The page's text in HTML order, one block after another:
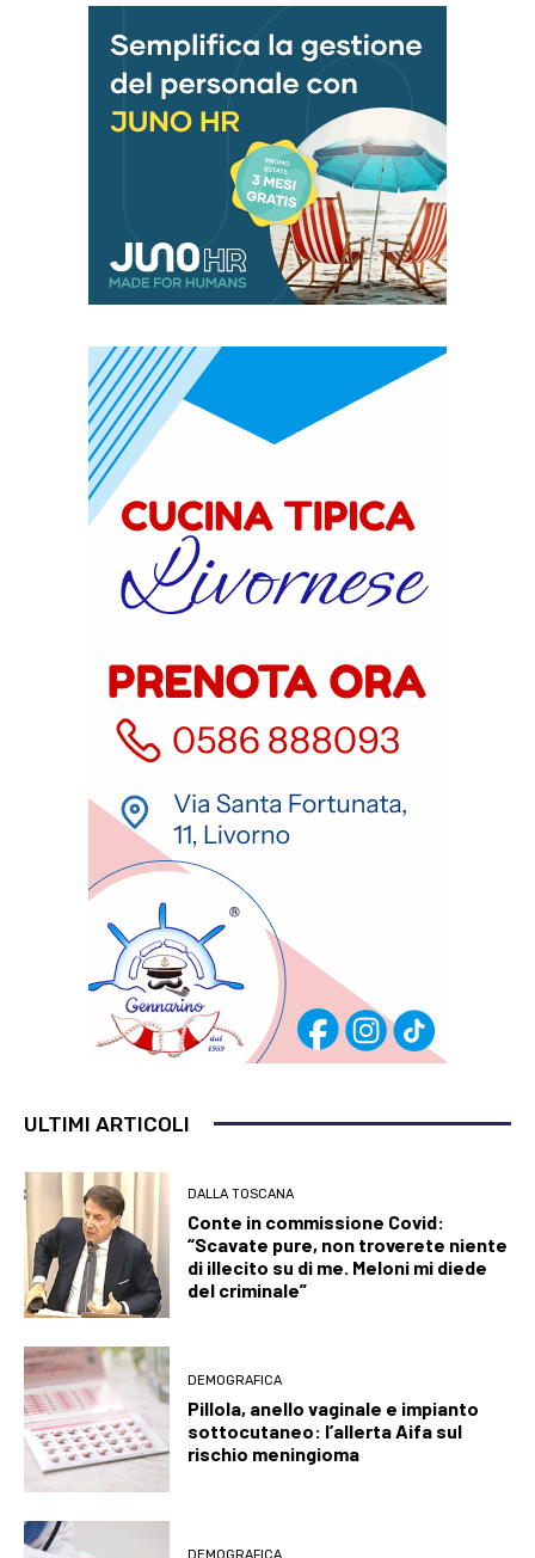
ULTIMI ARTICOLI
DALLA TOSCANA
Conte in commissione Covid:
“Scavate pure, non troverete niente
di illecito su di me. Meloni mi diede
del criminale”
DEMOGRAFICA
Pillola, anello vaginale e impianto
sottocutaneo: l’allerta Aifa sul
rischio meningioma